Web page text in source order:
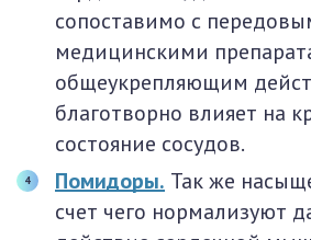
сопоставимо с
медицинскими
общеукрепляющим
благотворно влияет на
состояние сосудов.
Помидоры. Так же
счет чего нормализуют